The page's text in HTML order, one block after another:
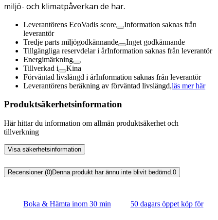
miljö- och klimatpåverkan de har.
Leverantörens EcoVadis score
Information saknas från
leverantör
Tredje parts miljögodkännande
Inget godkännande
Tillgängliga reservdelar i årInformation saknas från leverantör
Energimärkning
Tillverkad i
Kina
Förväntad livslängd i årInformation saknas från leverantör
Leverantörens beräkning av förväntad livslängd,läs mer här
Produktsäkerhetsinformation
Här hittar du information om allmän produktsäkerhet och
tillverkning
Visa säkerhetsinformation
Recensioner (0)Denna produkt har ännu inte blivit bedömd. 0
Boka & Hämta inom 30 min 50 dagars öppet köp för